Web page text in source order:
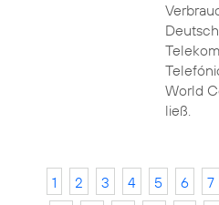
World
ließ.
1 2 3 4 5 6 7